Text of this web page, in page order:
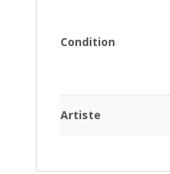
Condition
Artiste